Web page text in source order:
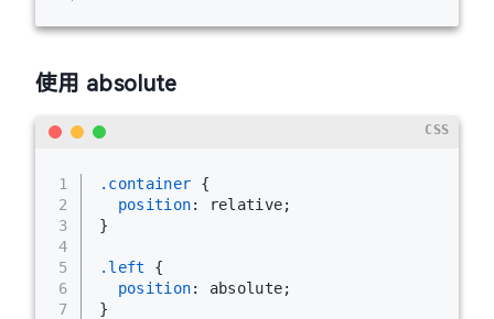
使用 absolute
1
2
3
4
5
6
7
.container {
position: relative;
}
.left
{
position: absolute;
}
CSS